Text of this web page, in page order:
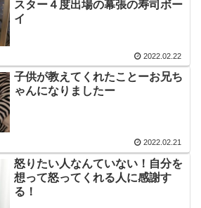
スター４度出場の幕張の寿司ボー
イ
2022.02.22
子供が教えてくれたことーお兄ち
ゃんになりましたー
2022.02.21
怒りたい人なんていない！自分を
想って怒ってくれる人に感謝す
る！